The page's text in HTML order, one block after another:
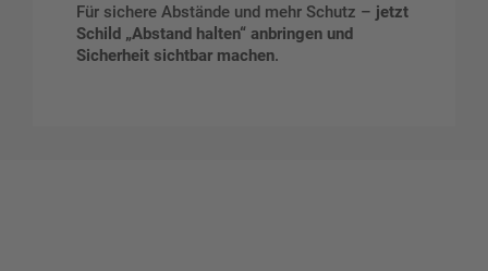
Für sichere Abstände und mehr Schutz – jetzt
Schild „Abstand halten“ anbringen und
Sicherheit sichtbar machen.